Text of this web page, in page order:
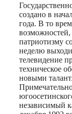
создано в
года. В то
возможностей,
патриотизму
неделю
телевидение
техническое
новыми
независимый